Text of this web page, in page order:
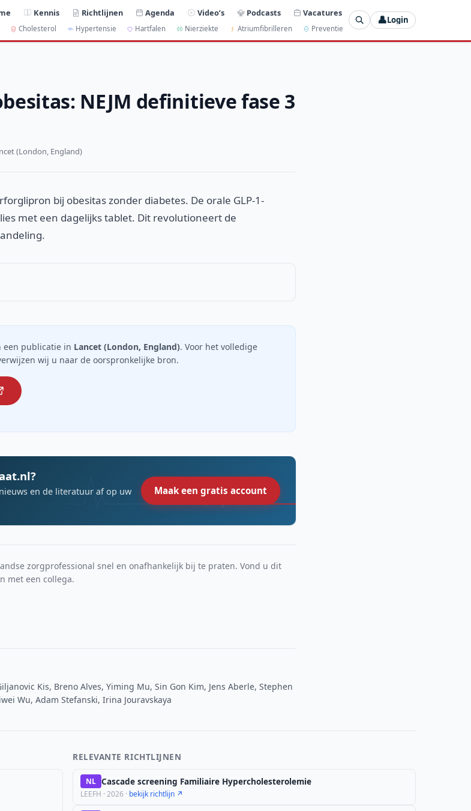
Kennis Richtlijnen Agenda Video’s Podcasts Vacatures
Cholesterol Hypertensie Hartfalen Nierziekte Atriumfibrilleren Preventie
👤Login
NEJM definitieve fase 3
(London, England)
bij obesitas zonder diabetes. De orale GLP-1-
met een dagelijks tablet. Dit revolutioneert de
een publicatie in Lancet (London, England). Voor het volledige
wij u naar de oorspronkelijke bron.
en de literatuur af op uw
Maak een gratis account
zorgprofessional snel en onafhankelijk bij te praten. Vond u dit
met een collega.
Kis, Breno Alves, Yiming Mu, Sin Gon Kim, Jens Aberle, Stephen
Wu, Adam Stefanski, Irina Jouravskaya
RELEVANTE RICHTLIJNEN
NL Cascade screening Familiaire Hypercholesterolemie
LEEFH · 2026 · bekijk richtlijn ↗